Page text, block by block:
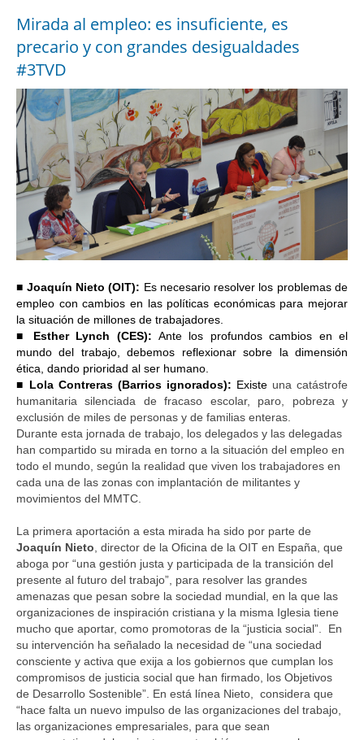
Mirada al empleo: es insuficiente, es
precario y con grandes desigualdades
#3TVD
■ Joaquín Nieto (OIT): Es necesario resolver los problemas de
empleo con cambios en las políticas económicas para mejorar
la situación de millones de trabajadores.
■ Esther Lynch (CES): Ante los profundos cambios en el
mundo del trabajo, debemos reflexionar sobre la dimensión
ética, dando prioridad al ser humano.
■ Lola Contreras (Barrios ignorados): Existe una catástrofe
humanitaria silenciada de fracaso escolar, paro, pobreza y
exclusión de miles de personas y de familias enteras.
Durante esta jornada de trabajo, los delegados y las delegadas
han compartido su mirada en torno a la situación del empleo en
todo el mundo, según la realidad que viven los trabajadores en
cada una de las zonas con implantación de militantes y
movimientos del MMTC.
Joaquín Nieto , director de la Oficina de la OIT en España, que
aboga por “una gestión justa y participada de la transición del
presente al futuro del trabajo”, para resolver las grandes
amenazas que pesan sobre la sociedad mundial, en la que las
organizaciones de inspiración cristiana y la misma Iglesia tiene
mucho que aportar, como promotoras de la “justicia social”.  En
su intervención ha señalado la necesidad de “una sociedad
consciente y activa que exija a los gobiernos que cumplan los
compromisos de justicia social que han firmado, los Objetivos
de Desarrollo Sostenible”. En está línea Nieto,  considera que
“hace falta un nuevo impulso de las organizaciones del trabajo,
las organizaciones empresariales, para que sean
¡Comprobar! ¡No llenar!